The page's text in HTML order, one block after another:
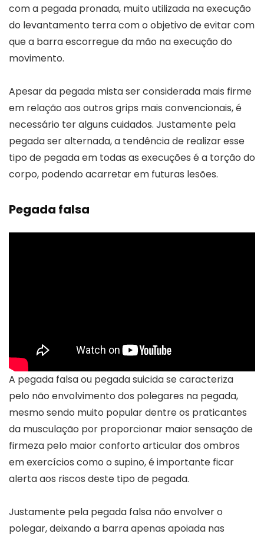
com a pegada pronada, muito utilizada na execução
do levantamento terra com o objetivo de evitar com
que a barra escorregue da mão na execução do
movimento.
Apesar da pegada mista ser considerada mais firme
em relação aos outros grips mais convencionais, é
necessário ter alguns cuidados. Justamente pela
pegada ser alternada, a tendência de realizar esse
tipo de pegada em todas as execuções é a torção do
corpo, podendo acarretar em futuras lesões.
Pegada falsa
A pegada falsa ou pegada suicida se caracteriza
pelo não envolvimento dos polegares na pegada,
mesmo sendo muito popular dentre os praticantes
da musculação por proporcionar maior sensação de
firmeza pelo maior conforto articular dos ombros
em exercícios como o supino, é importante ficar
alerta aos riscos deste tipo de pegada.
Justamente pela pegada falsa não envolver o
polegar, deixando a barra apenas apoiada nas